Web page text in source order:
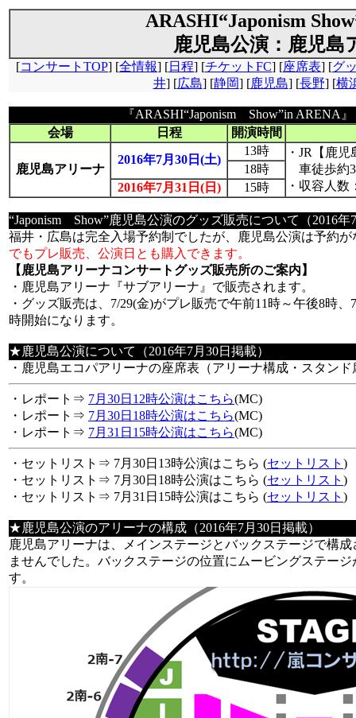
ARASHI“Japonism
鹿児島公演：鹿児島
[コンサートTOP] [全情報] [日程] [チケットFC] [座席表] [グ
井] [広島] [静岡] [鹿児島] [長野] [横
『ARASHI“Japonism Show”in ARENA
会場
日程 開演時間
鹿児島アリーナ
2016年7月30日(土)
13時
・JR【鹿
車徒歩約3
・収容人数
18時
2016年7月31日(日)
15時
“Japonism Show”鹿児島公演のグッズ販売について（2016年
福井・広島は完全入場予約制でしたが、鹿児島公演は予約が
でもプレ販売、公演日とも購入できます。
【鹿児島アリーナコンサートグッズ販売所のご案内】
・鹿児島アリーナ『サブアリーナ』で販売されます。
・グッズ販売は、7/29(金)がプレ販売で午前11時～午後8時
時開始になります。
★鹿児島公演について（2016年7月30日掲載）
・鹿児島エコパアリーナの座席表（アリーナ構成・スタン
・レポート⇒ 7月30日12時公演はこちら(MC)
・レポート⇒ 7月30日18時公演はこちら(MC)
・レポート⇒ 7月31日15時公演はこちら(MC)
・セットリスト⇒ 7月30日13時公演はこちら (セットリスト )
・セットリスト⇒ 7月30日18時公演はこちら (セットリスト )
・セットリスト⇒ 7月31日15時公演はこちら (セットリスト )
★鹿児島公演のアリーナの構成（2016年7月30日掲載）
鹿児島アリーナは、メインステージとバックステージで構
ませんでした。バックステージの位置にムービングステー
す。